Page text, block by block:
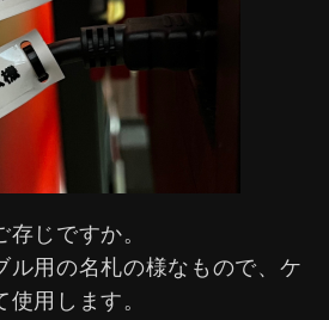
じですか。
ル用の名札の様なもので、ケ
用します。